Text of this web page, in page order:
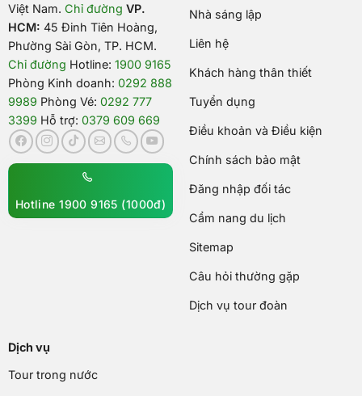
Việt Nam. Chỉ đường VP.
HCM: 45 Đinh Tiên Hoàng,
Phường Sài Gòn, TP. HCM.
Chỉ đường Hotline: 1900 9165
Phòng Kinh doanh: 0292 888
9989 Phòng Vé: 0292 777
3399 Hỗ trợ: 0379 609 669
Hotline 1900 9165 (1000đ)
Nhà sáng lập
Liên hệ
Khách hàng thân thiết
Tuyển dụng
Điều khoản và Điều kiện
Chính sách bảo mật
Đăng nhập đối tác
Cẩm nang du lịch
Sitemap
Câu hỏi thường gặp
Dịch vụ tour đoàn
Dịch vụ
Tour trong nước